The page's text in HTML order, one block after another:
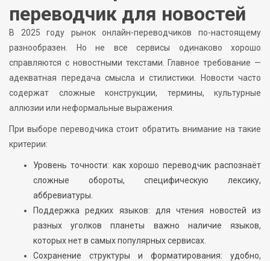
переводчик для новостей
В 2025 году рынок онлайн-переводчиков по-настоящему
разнообразен. Но не все сервисы одинаково хорошо
справляются с новостными текстами. Главное требование —
адекватная передача смысла и стилистики. Новости часто
содержат сложные конструкции, термины, культурные
аллюзии или неформальные выражения.
При выборе переводчика стоит обратить внимание на такие
критерии:
Уровень точности: как хорошо переводчик распознаёт
сложные обороты, специфическую лексику,
аббревиатуры.
Поддержка редких языков: для чтения новостей из
разных уголков планеты важно наличие языков,
которых нет в самых популярных сервисах.
Сохранение структуры и форматирования: удобно,